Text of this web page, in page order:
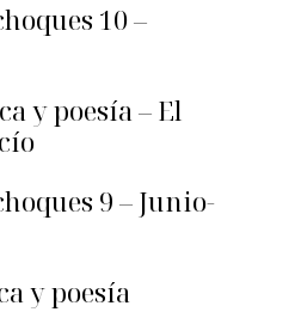
10 –
y poesía – El
9 – Junio-
y poesía